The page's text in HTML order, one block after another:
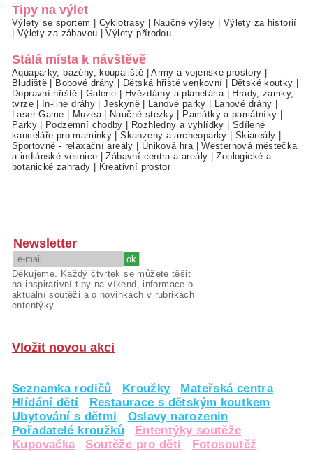
Tipy na výlet
Výlety se sportem | Cyklotrasy | Naučné výlety | Výlety za historií
| Výlety za zábavou |Výlety přírodou
Stálá místa k návštěvě
Aquaparky, bazény, koupaliště |Army a vojenské prostory |
Bludiště | Bobové dráhy | Dětská hřiště venkovní | Dětské koutky |
Dopravní hřiště | Galerie | Hvězdárny a planetária | Hrady, zámky,
tvrze| In-line dráhy |Jeskyně| Lanové parky | Lanové dráhy |
Laser Game | Muzea| Naučné stezky | Památky a památníky |
Parky| Podzemní chodby | Rozhledny a vyhlídky | Sdílené
kanceláře pro maminky |Skanzeny a archeoparky | Skiareály |
Sportovně - relaxační areály | Úniková hra |Westernová městečka
a indiánské vesnice |Zábavní centra a areály |Zoologické a
botanické zahrady | Kreativní prostor
Newsletter
Děkujeme. Každý čtvrtek se můžete těšit
na inspirativní tipy na víkend, informace o
aktuální soutěži a o novinkách v rubrikách
ententýky.
Vložit novou akci
Seznamka rodičů Kroužky
Mateřská centra
Hlídání dětí
Restaurace s dětským koutkem
Ubytování s dětmi
Oslavy narozenin
Pořadatelé kroužků
Ententýky soutěže
Kupovačka
Soutěže pro děti Fotosoutěž